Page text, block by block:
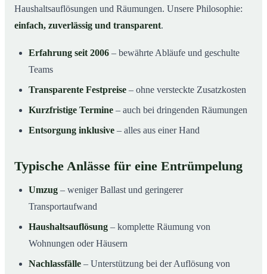
Haushaltsauflösungen und Räumungen. Unsere Philosophie:
einfach, zuverlässig und transparent.
Erfahrung seit 2006 – bewährte Abläufe und geschulte
Teams
Transparente Festpreise – ohne versteckte Zusatzkosten
Kurzfristige Termine – auch bei dringenden Räumungen
Entsorgung inklusive – alles aus einer Hand
Typische Anlässe für eine Entrümpelung
Umzug – weniger Ballast und geringerer
Transportaufwand
Haushaltsauflösung – komplette Räumung von
Wohnungen oder Häusern
Nachlassfälle – Unterstützung bei der Auflösung von